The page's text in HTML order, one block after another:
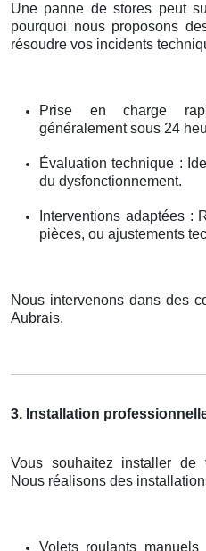
Une panne de stores peut
pourquoi nous proposons
résoudre vos incidents
Prise en charge
généralement sous 24
Évaluation technique :
du dysfonctionnement.
Interventions adaptées :
pièces, ou ajustements
Nous intervenons dans des
Aubrais.
3. Installation
Vous souhaitez installer de
Nous réalisons des
Volets roulants